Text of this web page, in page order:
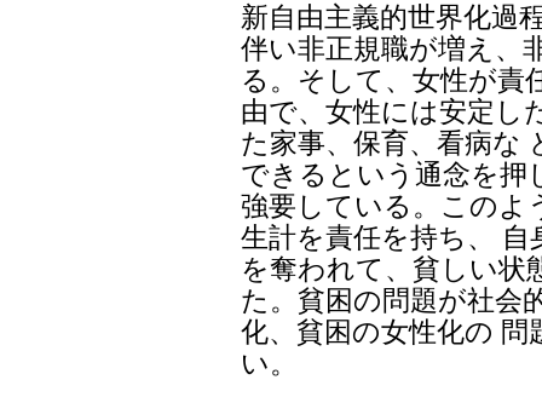
新自由主義的世界化過
伴い非正規職が増え、
る。そして、女性が責
由で、女性には安定し
た家事、保育、看病な
できるという通念を押
強要している。このよ
生計を責任を持ち、
を奪われて、貧しい状
た。貧困の問題が社会
化、貧困の女性化の
い。